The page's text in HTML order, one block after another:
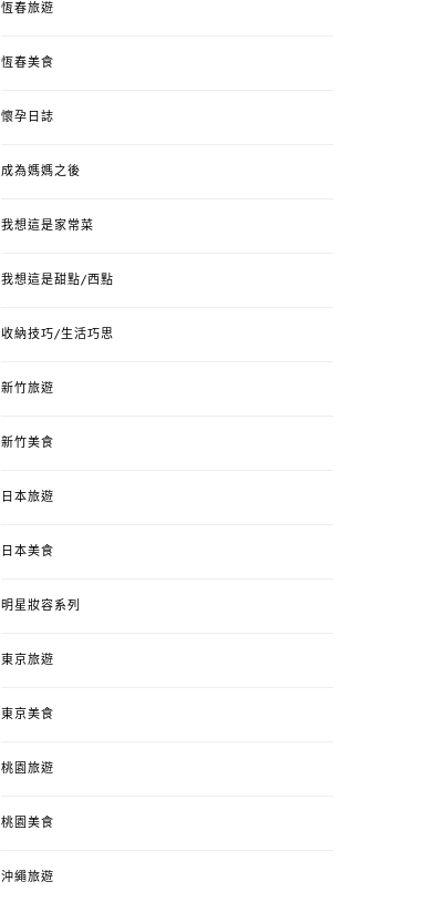
恆春旅遊
恆春美食
懷孕日誌
成為媽媽之後
我想這是家常菜
我想這是甜點/西點
收納技巧/生活巧思
新竹旅遊
新竹美食
日本旅遊
日本美食
明星妝容系列
東京旅遊
東京美食
桃園旅遊
桃園美食
沖繩旅遊